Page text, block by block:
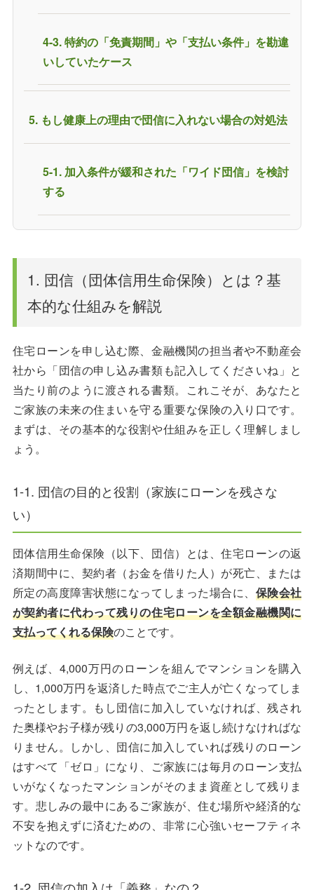
4-3. 特約の「免責期間」や「支払い条件」を勘違
いしていたケース
5. もし健康上の理由で団信に入れない場合の対処法
5-1. 加入条件が緩和された「ワイド団信」を検討
する
5-3. 配偶者を主債務者にする、またはペアローン
6. まとめ：団信は家族を守る最強の盾。物件選びと
同じくらい大切に
1. 団信（団体信用生命保険）とは？基
本的な仕組みを解説
住宅ローンを申し込む際、金融機関の担当者や不動産会
社から「団信の申し込み書類も記入してくださいね」と
当たり前のように渡される書類。これこそが、あなたと
ご家族の未来の住まいを守る重要な保険の入り口です。
まずは、その基本的な役割や仕組みを正しく理解しまし
ょう。
1-1. 団信の目的と役割（家族にローンを残さな
い）
団体信用生命保険（以下、団信）とは、住宅ローンの返
済期間中に、契約者（お金を借りた人）が死亡、または
所定の高度障害状態になってしまった場合に、 保険会社
が契約者に代わって残りの住宅ローンを全額金融機関に
支払ってくれる保険のことです。
例えば、4,000万円のローンを組んでマンションを購入
し、1,000万円を返済した時点でご主人が亡くなってしま
ったとします。もし団信に加入していなければ、残され
た奥様やお子様が残りの3,000万円を返し続けなければな
りません。しかし、団信に加入していれば残りのローン
はすべて「ゼロ」になり、ご家族には毎月のローン支払
いがなくなったマンションがそのまま資産として残りま
す。悲しみの最中にあるご家族が、住む場所や経済的な
不安を抱えずに済むための、非常に心強いセーフティネ
ットなのです。